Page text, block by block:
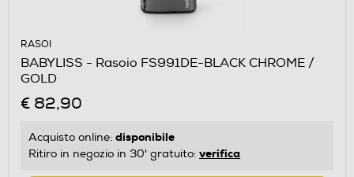
RASOI
BABYLISS - Rasoio FS991DE-BLACK CHROME /
GOLD
€ 82,90
Acquisto online: disponibile
Ritiro in negozio in 30' gratuito: verifica